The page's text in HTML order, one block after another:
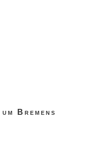
Bremens